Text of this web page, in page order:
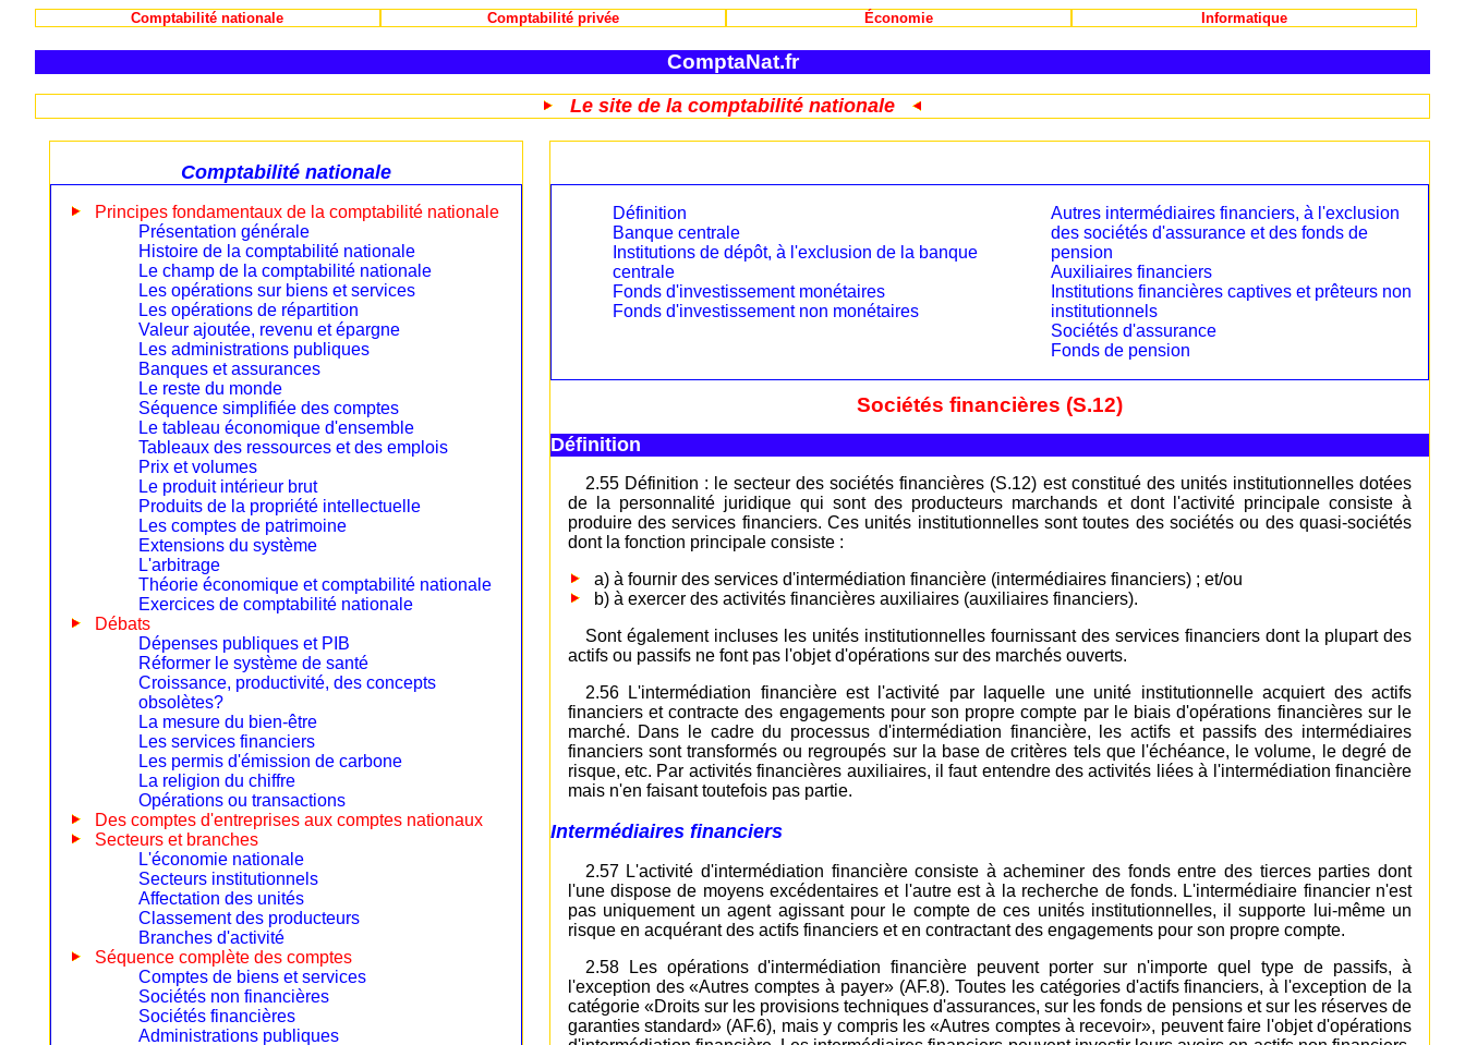
Comptabilité nationale Comptabilité privée Économie Informatique
ComptaNat.fr
Le site de la comptabilité nationale
Définition
Banque centrale
Institutions de dépôt, à l'exclusion de la banque
centrale
Fonds d'investissement monétaires
Fonds d'investissement non monétaires
Autres intermédiaires financiers, à l'exclusion
des sociétés d'assurance et des fonds de
pension
Auxiliaires financiers
Institutions financières captives et prêteurs non
institutionnels
Sociétés d'assurance
Fonds de pension
Sociétés financières (S.12)
Définition
2.55 Définition : le secteur des sociétés financières (S.12) est constitué des unités institutionnelles dotées
de la personnalité juridique qui sont des producteurs marchands et dont l'activité principale consiste à
produire des services financiers. Ces unités institutionnelles sont toutes des sociétés ou des quasi-sociétés
dont la fonction principale consiste :
a) à fournir des services d'intermédiation financière (intermédiaires financiers) ; et/ou
b) à exercer des activités financières auxiliaires (auxiliaires financiers).
Sont également incluses les unités institutionnelles fournissant des services financiers dont la plupart des
actifs ou passifs ne font pas l'objet d'opérations sur des marchés ouverts.
2.56 L'intermédiation financière est l'activité par laquelle une unité institutionnelle acquiert des actifs
financiers et contracte des engagements pour son propre compte par le biais d'opérations financières sur le
marché. Dans le cadre du processus d'intermédiation financière, les actifs et passifs des intermédiaires
financiers sont transformés ou regroupés sur la base de critères tels que l'échéance, le volume, le degré de
risque, etc. Par activités financières auxiliaires, il faut entendre des activités liées à l'intermédiation financière
mais n'en faisant toutefois pas partie.
Intermédiaires financiers
2.57 L'activité d'intermédiation financière consiste à acheminer des fonds entre des tierces parties dont
l'une dispose de moyens excédentaires et l'autre est à la recherche de fonds. L'intermédiaire financier n'est
pas uniquement un agent agissant pour le compte de ces unités institutionnelles, il supporte lui-même un
risque en acquérant des actifs financiers et en contractant des engagements pour son propre compte.
2.58 Les opérations d'intermédiation financière peuvent porter sur n'importe quel type de passifs, à
l'exception des «Autres comptes à payer» (AF.8). Toutes les catégories d'actifs financiers, à l'exception de la
catégorie «Droits sur les provisions techniques d'assurances, sur les fonds de pensions et sur les réserves de
garanties standard» (AF.6), mais y compris les «Autres comptes à recevoir», peuvent faire l'objet d'opérations
Comptabilité nationale
Principes fondamentaux de la comptabilité nationale
Présentation générale
Histoire de la comptabilité nationale
Le champ de la comptabilité nationale
Les opérations sur biens et services
Les opérations de répartition
Valeur ajoutée, revenu et épargne
Les administrations publiques
Banques et assurances
Le reste du monde
Séquence simplifiée des comptes
Le tableau économique d'ensemble
Tableaux des ressources et des emplois
Prix et volumes
Le produit intérieur brut
Produits de la propriété intellectuelle
Les comptes de patrimoine
Extensions du système
L'arbitrage
Théorie économique et comptabilité nationale
Exercices de comptabilité nationale
Débats
Dépenses publiques et PIB
Réformer le système de santé
Croissance, productivité, des concepts
obsolètes?
La mesure du bien-être
Les services financiers
Les permis d'émission de carbone
La religion du chiffre
Opérations ou transactions
Des comptes d'entreprises aux comptes nationaux
Secteurs et branches
L'économie nationale
Secteurs institutionnels
Affectation des unités
Classement des producteurs
Branches d'activité
Séquence complète des comptes
Comptes de biens et services
Sociétés non financières
Sociétés financières
Administrations publiques